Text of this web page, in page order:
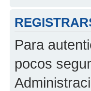
Para
pocos